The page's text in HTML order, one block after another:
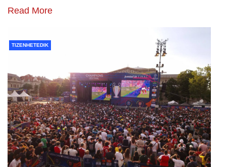
Read More
TIZENHETEDIK